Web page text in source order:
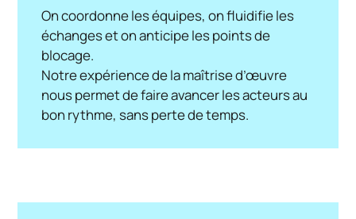
On coordonne les équipes, on fluidifie les
échanges et on anticipe les points de
blocage.
Notre expérience de la maîtrise d’œuvre
nous permet de faire avancer les acteurs au
bon rythme, sans perte de temps.